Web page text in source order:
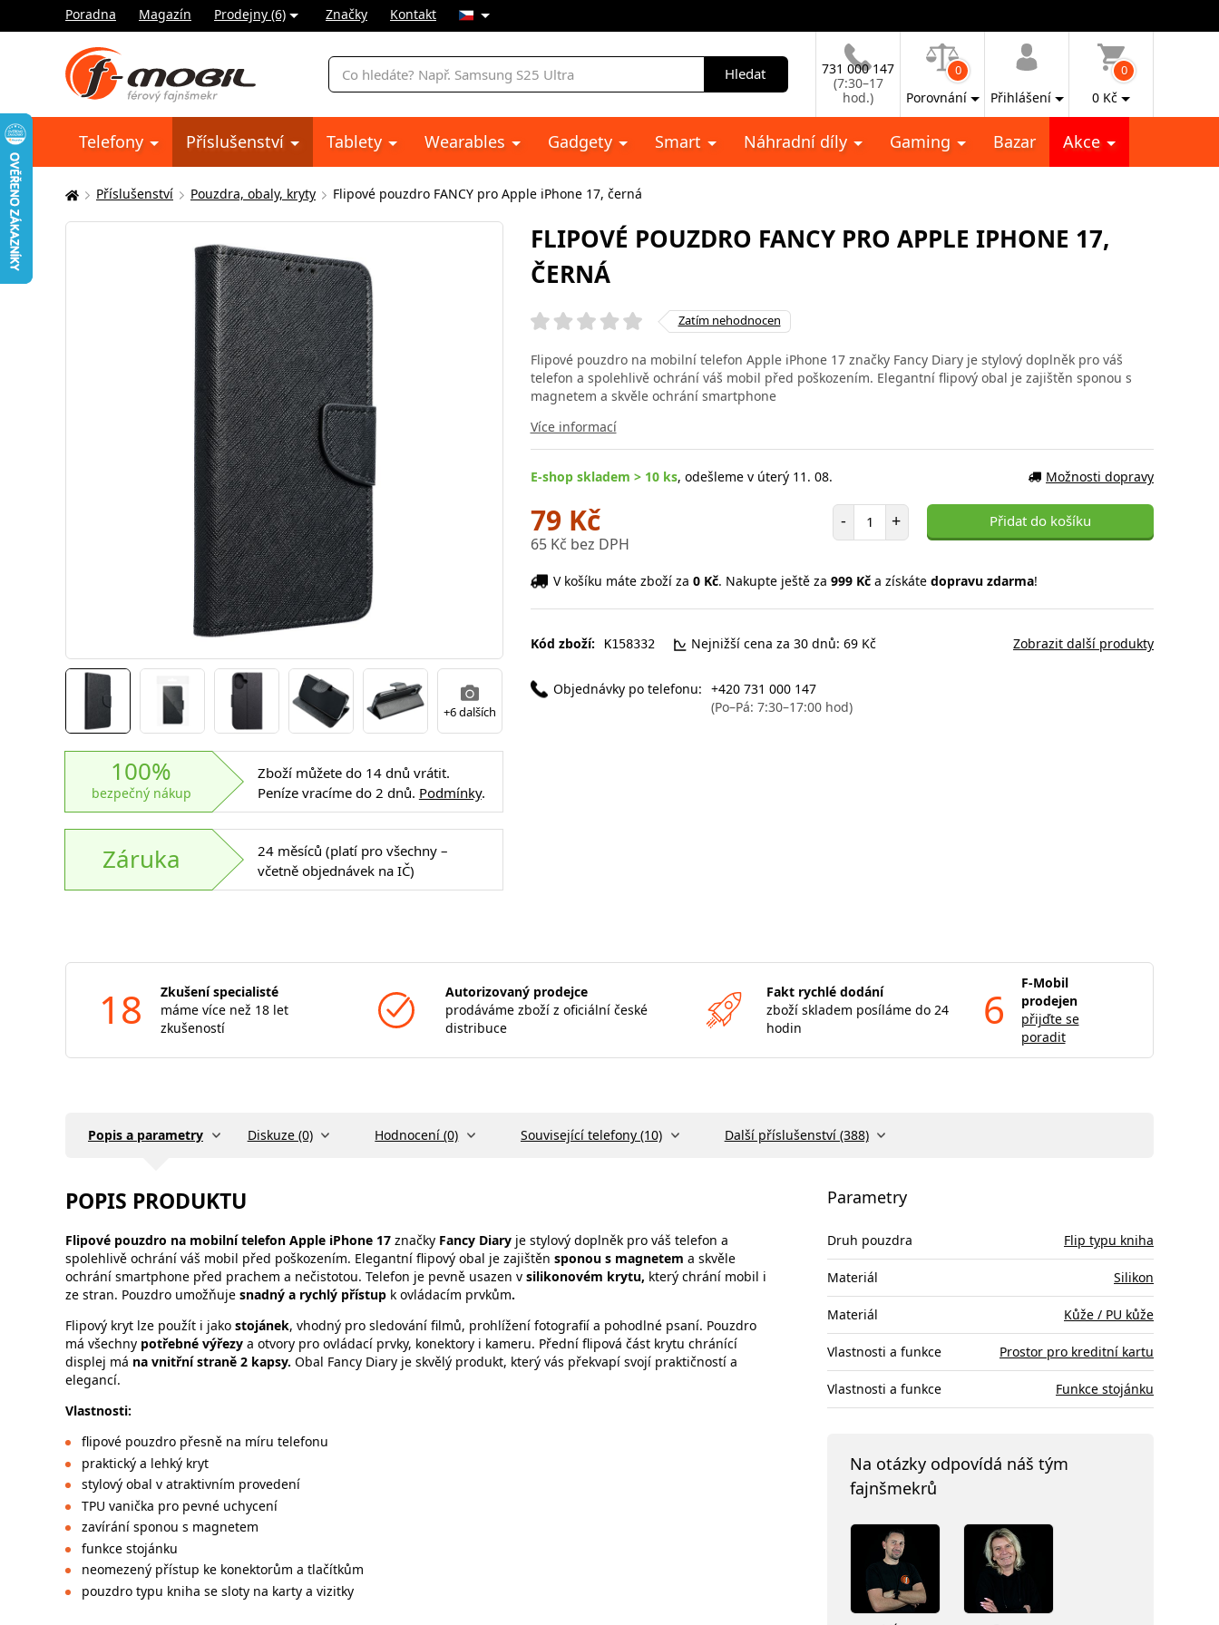
Poradna Magazín Prodejny (6) Značky Kontakt
Vyhledávání
Hledat
731 000 147
(7:30–17
hod.)
0
Porovnání Přihlášení
0
0 Kč
Telefony Příslušenství Tablety Wearables Gadgety Smart Náhradní díly Gaming Bazar Akce
Zde
se
Příslušenství Pouzdra, obaly, kryty Flipové pouzdro FANCY pro Apple iPhone 17, černá
+6 dalších
100%
bezpečný nákup
Zboží můžete do 14 dnů vrátit.
Peníze vracíme do 2 dnů. Podmínky.
Záruka
24 měsíců (platí pro všechny –
včetně objednávek na IČ)
FLIPOVÉ POUZDRO FANCY PRO APPLE IPHONE 17,
ČERNÁ
Zatím nehodnocen
Flipové pouzdro na mobilní telefon Apple iPhone 17 značky Fancy Diary je stylový doplněk pro váš
telefon a spolehlivě ochrání váš mobil před poškozením. Elegantní flipový obal je zajištěn sponou s
magnetem a skvěle ochrání smartphone
Více informací
E-shop skladem > 10 ks, odešleme v úterý 11. 08. Možnosti dopravy
79 Kč
65 Kč bez DPH
- Počet položek
+ Přidat do košíku
V košíku máte zboží za 0 Kč. Nakupte ještě za 999 Kča získáte dopravu zdarma!
Kód zboží: K158332 Nejnižší cena za 30 dnů: 69 Kč
Objednávky po telefonu: +420 731 000 147
(Po–Pá: 7:30–17:00 hod)
Zobrazit další produkty
18
Zkušení specialisté
máme více než 18 let
zkušeností
Autorizovaný prodejce
prodáváme zboží z oficiální české
distribuce
Fakt rychlé dodání
zboží skladem posíláme do 24
hodin
6
F-Mobil
prodejen
přijďte se
poradit
Popis a parametry Diskuze (0) Hodnocení (0) Související telefony (10) Další příslušenství (388)
POPIS PRODUKTU
Flipové pouzdro na mobilní telefon Apple iPhone 17 značky Fancy Diary je stylový doplněk pro váš telefon a
spolehlivě ochrání váš mobil před poškozením. Elegantní flipový obal je zajištěn sponou s magnetem a skvěle
ochrání smartphone před prachem a nečistotou. Telefon je pevně usazen v silikonovém krytu, který chrání mobil i
ze stran. Pouzdro umožňuje snadný a rychlý přístup k ovládacím prvkům.
Flipový kryt lze použít i jako stojánek, vhodný pro sledování filmů, prohlížení fotografií a pohodlné psaní. Pouzdro
má všechny potřebné výřezy a otvory pro ovládací prvky, konektory i kameru. Přední flipová část krytu chránící
displej má na vnitřní straně 2 kapsy. Obal Fancy Diary je skvělý produkt, který vás překvapí svojí praktičností a
elegancí.
Vlastnosti:
flipové pouzdro přesně na míru telefonu
praktický a lehký kryt
stylový obal v atraktivním provedení
TPU vanička pro pevné uchycení
zavírání sponou s magnetem
funkce stojánku
neomezený přístup ke konektorům a tlačítkům
pouzdro typu kniha se sloty na karty a vizitky
Parametry
Druh pouzdra Flip typu kniha
Materiál Silikon
Materiál Kůže / PU kůže
Vlastnosti a funkce Prostor pro kreditní kartu
Vlastnosti a funkce Funkce stojánku
Na otázky odpovídá náš tým
fajnšmekrů